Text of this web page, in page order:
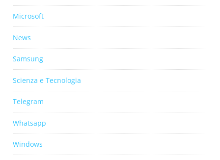
Microsoft
News
Samsung
Scienza e Tecnologia
Telegram
Whatsapp
Windows